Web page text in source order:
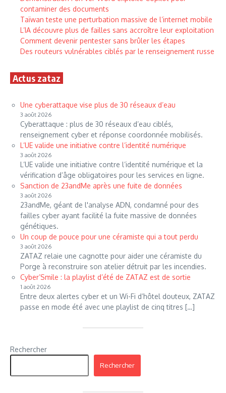
contaminer des documents
Taïwan teste une perturbation massive de l’internet mobile
L’IA découvre plus de failles sans accroître leur exploitation
Comment devenir pentester sans brûler les étapes
Des routeurs vulnérables ciblés par le renseignement russe
Actus zataz
Une cyberattaque vise plus de 30 réseaux d’eau
3 août 2026
Cyberattaque : plus de 30 réseaux d’eau ciblés,
renseignement cyber et réponse coordonnée mobilisés.
L’UE valide une initiative contre l’identité numérique
3 août 2026
L’UE valide une initiative contre l’identité numérique et la
vérification d’âge obligatoires pour les services en ligne.
Sanction de 23andMe après une fuite de données
3 août 2026
23andMe, géant de l'analyse ADN, condamné pour des
failles cyber ayant facilité la fuite massive de données
génétiques.
Un coup de pouce pour une céramiste qui a tout perdu
3 août 2026
ZATAZ relaie une cagnotte pour aider une céramiste du
Porge à reconstruire son atelier détruit par les incendies.
Cyber’Smile : la playlist d’été de ZATAZ est de sortie
1 août 2026
Entre deux alertes cyber et un Wi-Fi d’hôtel douteux, ZATAZ
passe en mode été avec une playlist de cinq titres […]
Rechercher
Rechercher